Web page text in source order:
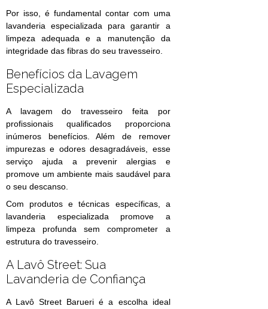
Por isso, é fundamental contar com uma
lavanderia especializada para garantir a
limpeza adequada e a manutenção da
integridade das fibras do seu travesseiro.
Benefícios da Lavagem
Especializada
A lavagem do travesseiro feita por
profissionais qualificados proporciona
inúmeros benefícios. Além de remover
impurezas e odores desagradáveis, esse
serviço ajuda a prevenir alergias e
promove um ambiente mais saudável para
o seu descanso.
Com produtos e técnicas específicas, a
lavanderia especializada promove a
limpeza profunda sem comprometer a
estrutura do travesseiro.
A Lavô Street: Sua
Lavanderia de Confiança
A Lavô Street Barueri é a escolha ideal